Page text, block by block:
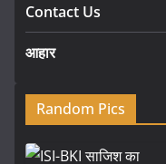
Contact Us
आहार
Random Pics